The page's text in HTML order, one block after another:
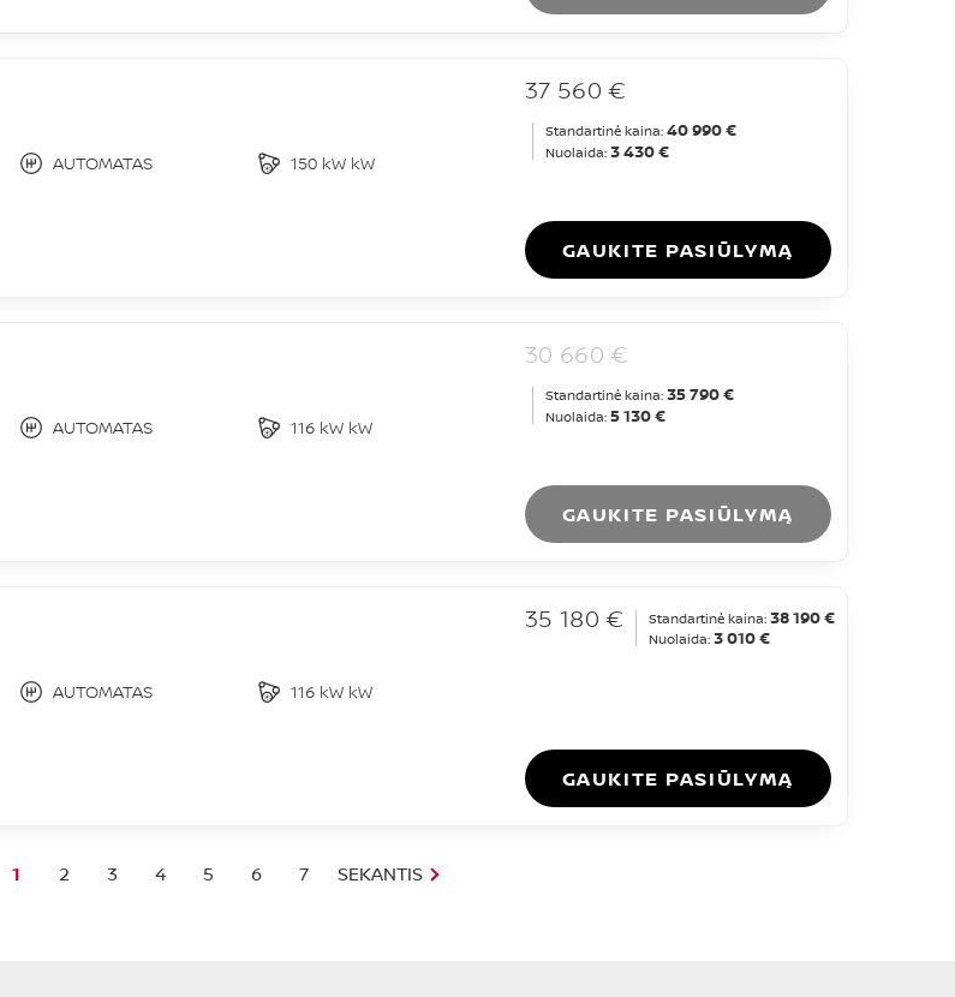
37 560 €
Standartinė kaina: 40 990 €
Nuolaida: 3 430 €
AUTOMATAS 150 kW kW
GAUKITE PASIŪLYMĄ
30 660 €
Standartinė kaina: 35 790 €
Nuolaida: 5 130 €
AUTOMATAS 116 kW kW
GAUKITE PASIŪLYMĄ
35 180 € Standartinė kaina: 38 190 €
Nuolaida: 3 010 €
AUTOMATAS 116 kW kW
GAUKITE PASIŪLYMĄ
SEKANTIS
1 2 3 4 5 6 7